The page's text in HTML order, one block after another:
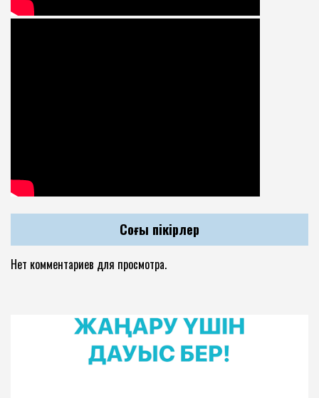
Соңғы пікірлер
Нет комментариев для просмотра.